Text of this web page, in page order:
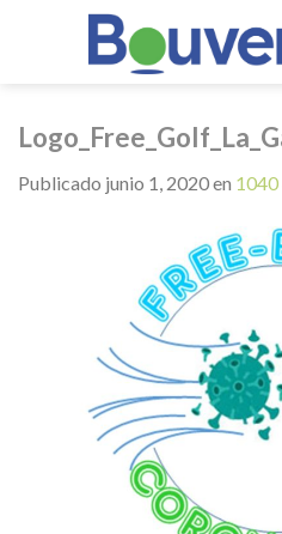
Publicado junio 1, 2020en 1040